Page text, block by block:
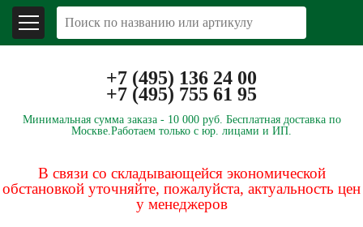
+7 (495) 136 24 00
+7 (495) 755 61 95
Минимальная сумма заказа - 10 000 руб. Бесплатная доставка по
Москве.Работаем только с юр. лицами и ИП.
В связи со складывающейся экономической
обстановкой уточняйте, пожалуйста, актуальность цен
у менеджеров